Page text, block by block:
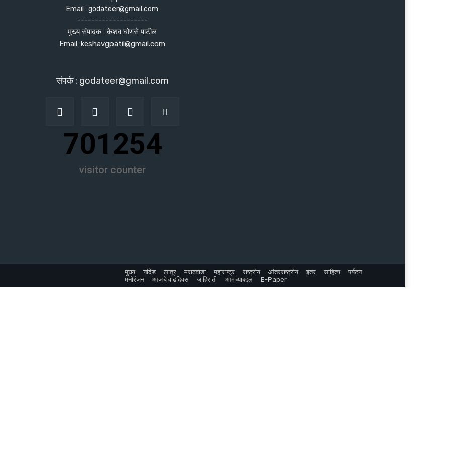
Email : godateer@gmail.com
--------------------
मुख्य संपादक : केशव घोणसे पाटील
Email: keshavgpatil@gmail.com
संपर्क : godateer@gmail.com
701254
visitor counter
मुख्य नांदेड लातूर मराठवाडा महाराष्ट्र राष्ट्रीय आंतरराष्ट्रीय इतर साहित्य
पर्यटन
मनोरंजन
आजचे वाढदिवस जाहिराती आमच्याबद्दल E-Paper